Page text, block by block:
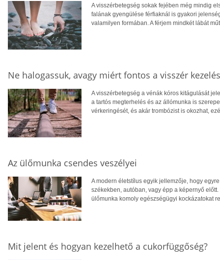
A visszérbetegség sokak fejében még mindig
falának gyengülése férfiaknál is gyakori
valamilyen formában. A férjem mindkét lábát
Ne halogassuk, avagy miért fontos a visszér
A visszérbetegség a vénák kóros kitágulását
a tartós megterhelés és az állómunka is
vérkeringését, és akár trombózist is okozhat,
Az ülőmunka csendes veszélyei
A modern életstílus egyik jellemzője, hogy
székekben, autóban, vagy épp a képernyő
ülőmunka komoly egészségügyi kockázatokat
Mit jelent és hogyan kezelhető a cukorfüggőség?